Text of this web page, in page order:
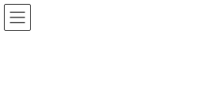
Warning